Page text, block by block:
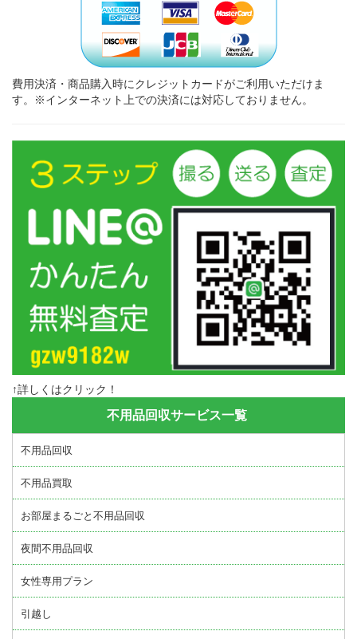
費用決済・商品購入時にクレジットカードがご利用いただけま
す。※インターネット上での決済には対応しておりません。
↑詳しくはクリック！
不用品回収サービス一覧
不用品回収
不用品買取
お部屋まるごと不用品回収
夜間不用品回収
女性専用プラン
引越し